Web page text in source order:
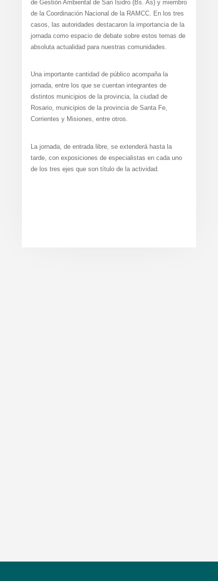
de Gestión Ambiental de San Isidro (Bs. As) y miembro
de la Coordinación Nacional de la RAMCC. En los tres
casos, las autoridades destacaron la importancia de la
jornada como espacio de debate sobre estos temas de
absoluta actualidad para nuestras comunidades.
Una importante cantidad de público acompaña la
jornada, entre los que se cuentan integrantes de
distintos municipios de la provincia, la ciudad de
Rosario, municipios de la provincia de Santa Fe,
Corrientes y Misiones, entre otros.
La jornada, de entrada libre, se extenderá hasta la
tarde, con exposiciones de especialistas en cada uno
de los tres ejes que son título de la actividad.